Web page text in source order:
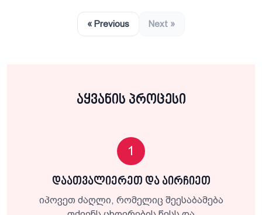
« Previous Next »
აყვანის პროცესი
1
დაათვალიერეთ და აირჩიეთ
იპოვეთ ძაღლი, რომელიც შეესაბამება